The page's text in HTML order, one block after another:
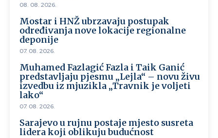
08. 08. 2026.
Mostar i HNŽ ubrzavaju postupak
određivanja nove lokacije regionalne
deponije
07. 08. 2026.
Muhamed Fazlagić Fazla i Taik Ganić
predstavljaju pjesmu „Lejla“ – novu živu
izvedbu iz mjuzikla „Travnik je voljeti
lako“
07. 08. 2026.
Sarajevo u rujnu postaje mjesto susreta
lidera koji oblikuju budućnost